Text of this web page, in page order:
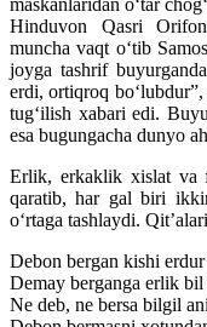
maskanlaridan oʻtar
Hinduvon Qasri
muncha vaqt oʻtib
joyga tashrif
erdi, ortiqroq
tugʻilish xabari edi.
esa bugungacha dunyo
Erlik, erkaklik xislat va
qaratib, har gal biri
oʻrtaga tashlaydi.
Debon bergan kishi
Demay berganga erlik bil
Ne deb, ne bersa bilgil